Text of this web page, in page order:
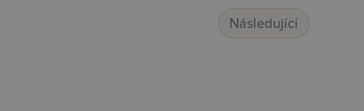
Následující